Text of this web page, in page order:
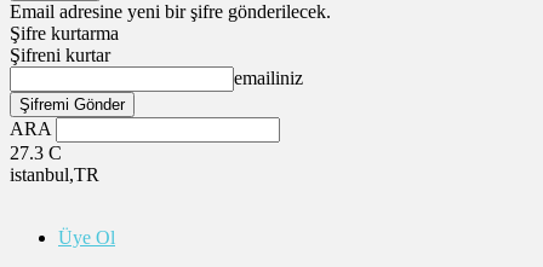
Email adresine yeni bir şifre gönderilecek.
Şifre kurtarma
Şifreni kurtar
emailiniz
ARA
27.3 C
istanbul,TR
Üye Ol